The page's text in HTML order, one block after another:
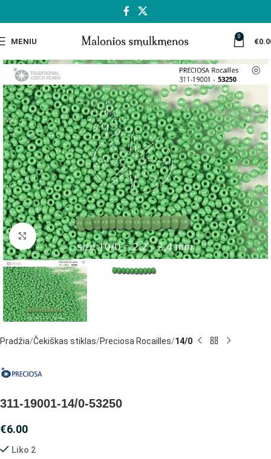
MENIU
0
€
Spustelėkite, jei norite padidinti
Pradžia Čekiškas stiklas Preciosa Rocailles 14/0
311-19001-14/0-53250
€6.00
Liko 2